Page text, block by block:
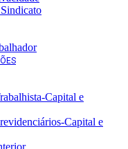
Capital e
Capital e